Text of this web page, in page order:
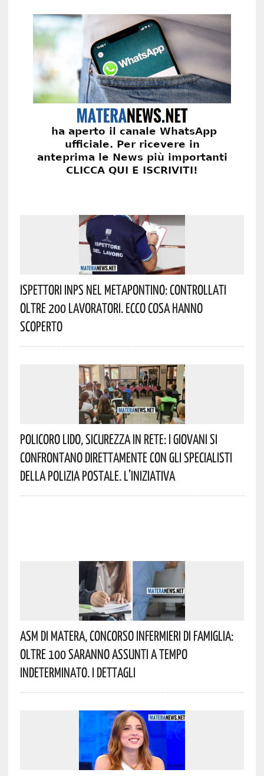
Ispettori INPS Nel Metapontino: Controllati
Oltre 200 Lavoratori. Ecco Cosa Hanno
Scoperto
Policoro Lido, Sicurezza In Rete: I Giovani Si
Confrontano Direttamente Con Gli Specialisti
Della Polizia Postale. L’iniziativa
Asm Di Matera, Concorso Infermieri Di Famiglia:
Oltre 100 Saranno Assunti A Tempo
Indeterminato. I Dettagli